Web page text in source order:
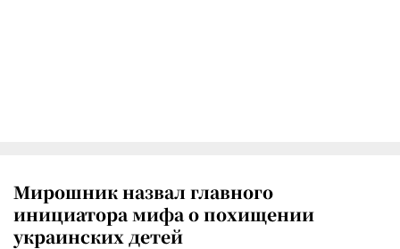
Мирошник назвал главного
инициатора мифа о похищении
украинских детей